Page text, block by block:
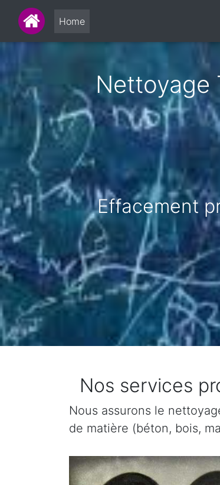
Home
Nettoyage
Effacement
Nos services
Nous assurons le
de matière (béton, bois,